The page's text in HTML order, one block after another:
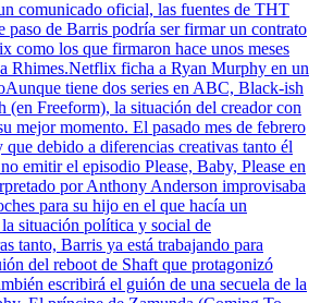
comunicado oficial, las fuentes de THT
paso de Barris podría ser firmar un contrato
como los que firmaron hace unos meses
Rhimes.Netflix ficha a Ryan Murphy en un
tiene dos series en ABC, Black-ish
Freeform), la situación del creador con
mejor momento. El pasado mes de febrero
debido a diferencias creativas tanto él
emitir el episodio Please, Baby, Please en
por Anthony Anderson improvisaba
para su hijo en el que hacía un
situación política y social de
tanto, Barris ya está trabajando para
del reboot de Shaft que protagonizó
escribirá el guión de una secuela de la